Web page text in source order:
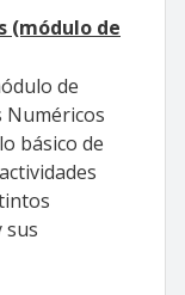
(módulo de
de
Numéricos
básico de
sus